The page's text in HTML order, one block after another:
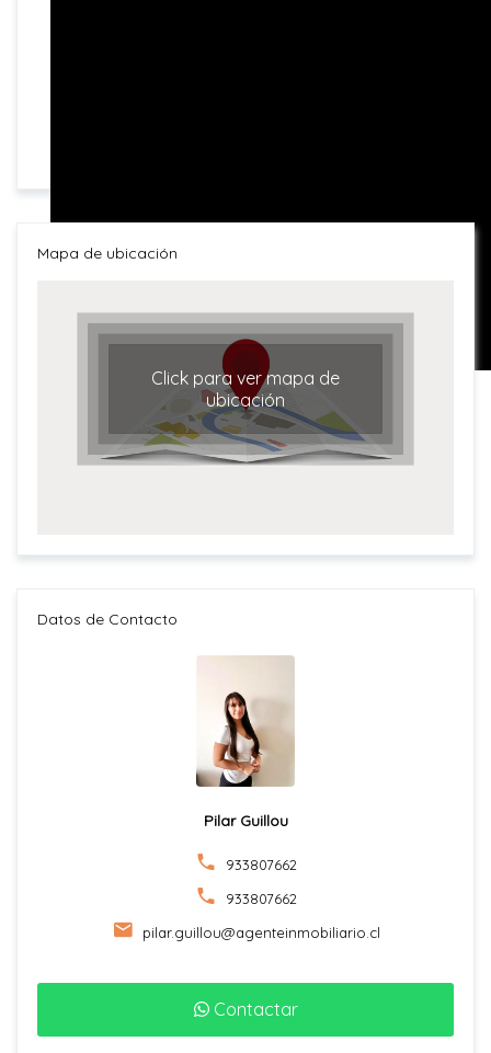
Mapa de ubicación
Click para ver mapa de
ubicación
Datos de Contacto
Pilar Guillou
933807662
933807662
pilar.guillou@agenteinmobiliario.cl
Contactar